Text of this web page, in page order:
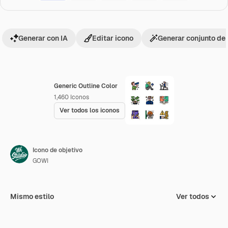
Generic Outline Color
1,460 Iconos
Ver todos los iconos
Generar con IA Editar icono Generar conjunto de
Icono de objetivo
GOWI
Mismo estilo Ver todos